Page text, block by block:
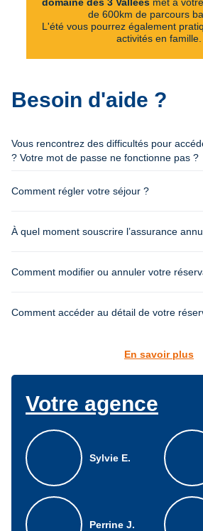
de 600km de parcours
L'été vous pourrez également
activités en famille.
Besoin d'aide ?
Vous rencontrez des difficultés pour
? Votre mot de passe ne fonctionne pas ?
Comment régler votre séjour ?
À quel moment souscrire l’assurance
Comment modifier ou annuler votre
Comment accéder au détail de votre
En savoir plus
Votre agence
Sylvie E.
Perrine J.